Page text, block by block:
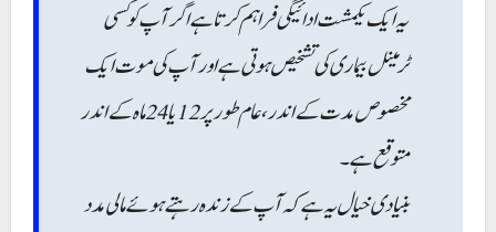
یہ ایک یکمشت ادائیگی فراہم کرتا ہے اگر آپ کو کسی
ٹرمینل بیماری کی تشخیص ہوتی ہے اور آپ کی موت ایک
مخصوص مدت کے اندر، عام طور پر 12 یا 24 ماہ کے اندر
متوقع ہے۔
بنیادی خیال یہ ہے کہ آپ کے زندہ رہتے ہوئے مالی مدد